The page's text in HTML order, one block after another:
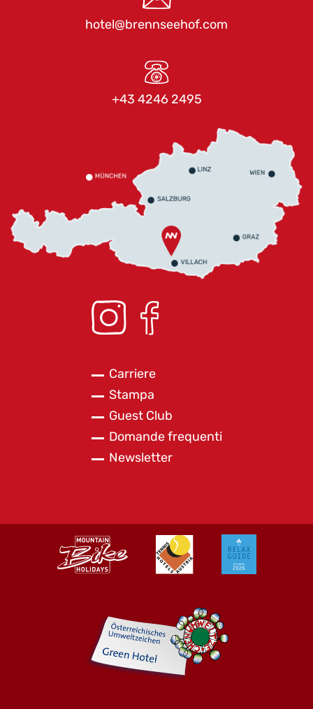
hotel@brennseehof.com
+43 4246 2495
Carriere
Stampa
Guest Club
Domande frequenti
Newsletter